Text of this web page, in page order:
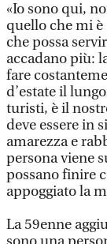
«Io sono qui,
quello che mi
che possa
accadano più:
fare
d’estate il
turisti, è il
deve essere in
amarezza e
persona viene
possano finire
appoggiato la
La 59enne